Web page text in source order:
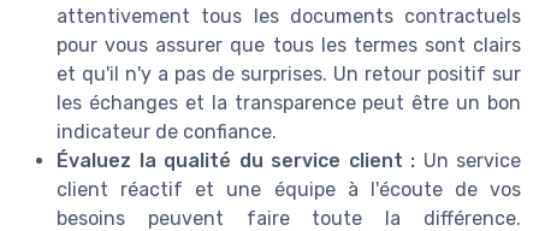
attentivement tous les documents contractuels
pour vous assurer que tous les termes sont clairs
et qu'il n'y a pas de surprises. Un retour positif sur
les échanges et la transparence peut être un bon
indicateur de confiance.
Évaluez la qualité du service client : Un service
client réactif et une équipe à l'écoute de vos
besoins peuvent faire toute la différence.